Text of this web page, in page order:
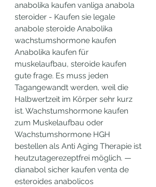
anabolika kaufen vanliga anabola
steroider - Kaufen sie legale
anabole steroide Anabolika
wachstumshormone kaufen
Anabolika kaufen für
muskelaufbau, steroide kaufen
gute frage. Es muss jeden
Tagangewandt werden, weil die
Halbwertzeit im Körper sehr kurz
ist. Wachstumshormone kaufen
zum Muskelaufbau oder
Wachstumshormone HGH
bestellen als Anti Aging Therapie ist
heutzutagerezeptfrei möglich. —
dianabol sicher kaufen venta de
esteroides anabolicos